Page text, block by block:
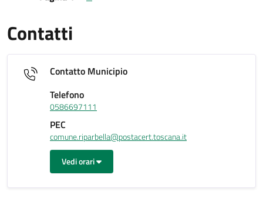
Contatti
Contatto Municipio
Telefono
0586697111
PEC
comune.riparbella@postacert.toscana.it
Vedi orari